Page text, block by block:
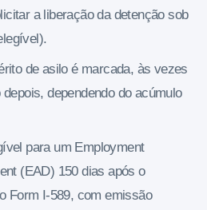
a liberação da detenção sob
de asilo é marcada, às vezes
dependendo do acúmulo
para um Employment
(EAD) 150 dias após o
Form I-589, com emissão